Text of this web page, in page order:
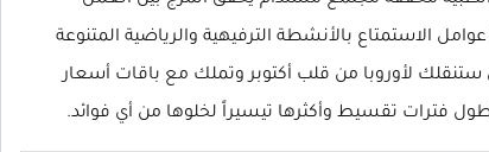
الاستمتاع بالأنشطة الترفيهية والرياضية المتنوعة
ستنقلك لأوروبا من قلب أكتوبر وتملك مع باقات أسعار